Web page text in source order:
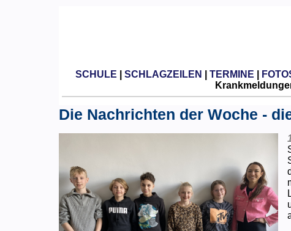
SCHULE SCHLAGZEILEN TERMINE
Die Nachrichten der Woche -